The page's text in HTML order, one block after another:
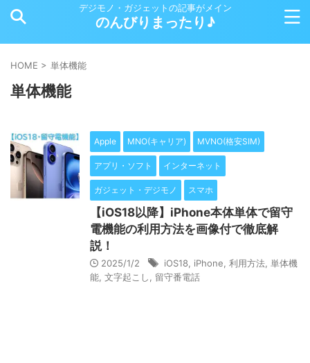
デジモノ・ガジェットの記事がメイン
のんびりまったり♪
HOME > 単体機能
単体機能
Apple MNO(キャリア) MVNO(格安SIM)
アプリ・ソフト インターネット
ガジェット・デジモノ スマホ
【iOS18以降】iPhone本体単体で留守
電機能の利用方法を画像付で徹底解
説！
2025/1/2 iOS18 iPhone 利用方法 単体機
能 文字起こし 留守番電話